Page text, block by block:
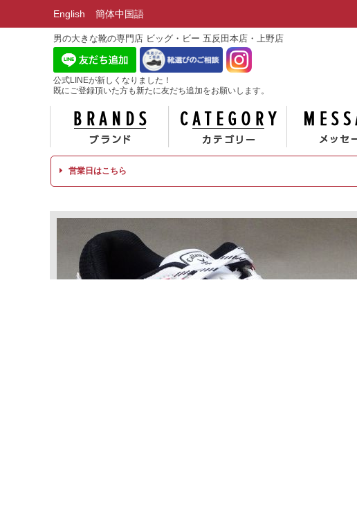
English 簡体中国語
男の大きな靴の専門店 ビッグ・ビー 五反田本店・上野店
公式LINEが新しくなりました！
既にご登録頂いた方も新たに友だち追加をお願いします。
ブランド カテゴリー
営業日はこちら